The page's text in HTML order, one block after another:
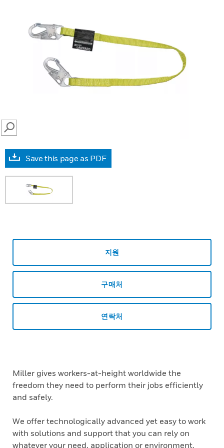
SEARCH
Save this page as PDF
지원
구매처
연락처
Miller gives workers-at-height worldwide the
freedom they need to perform their jobs efficiently
and safely.
We offer technologically advanced yet easy to work
with solutions and support that you can rely on
whatever your need, application or environment.